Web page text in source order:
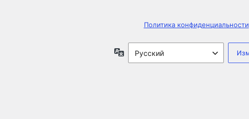
Политика конфиденциальности
Язык